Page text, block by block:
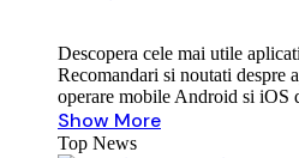
Descopera cele mai utile
Recomandari si noutati despre
operare mobile Android si iOS
Show More
Top News